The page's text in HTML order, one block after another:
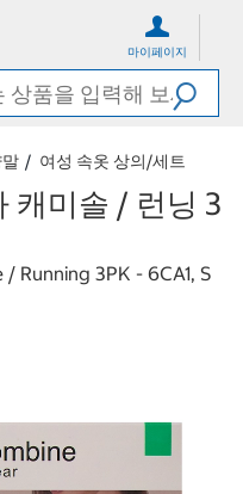
마이페이지
여성 속옷 상의/세트
캐미솔 / 런닝 3
Running 3PK - 6CA1, S